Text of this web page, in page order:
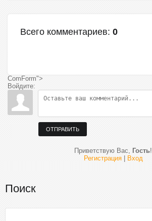
Всего комментариев: 0
ComForm">
Войдите:
ОТПРАВИТЬ
Приветствую Вас, Гость!
Регистрация| Вход
Поиск